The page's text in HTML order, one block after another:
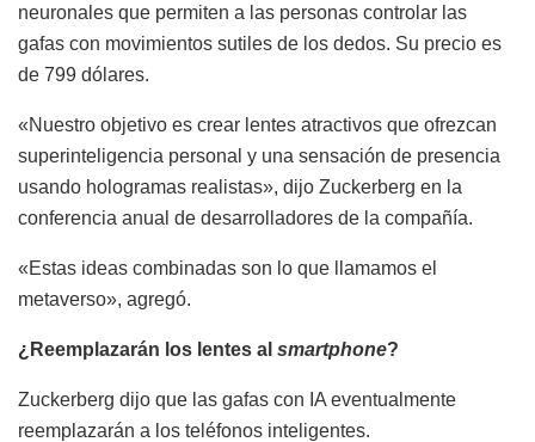
neuronales que permiten a las personas controlar las
gafas con movimientos sutiles de los dedos. Su precio es
de 799 dólares.
«Nuestro objetivo es crear lentes atractivos que ofrezcan
superinteligencia personal y una sensación de presencia
usando hologramas realistas», dijo Zuckerberg en la
conferencia anual de desarrolladores de la compañía.
«Estas ideas combinadas son lo que llamamos el
metaverso», agregó.
¿Reemplazarán los lentes al smartphone?
Zuckerberg dijo que las gafas con IA eventualmente
reemplazarán a los teléfonos inteligentes.